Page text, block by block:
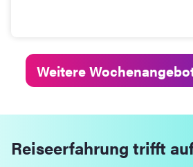
Weitere
Reiseerfahrung trifft